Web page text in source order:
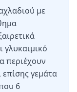
με
γλυκαιμικό
περιέχουν
γεμάτα
6